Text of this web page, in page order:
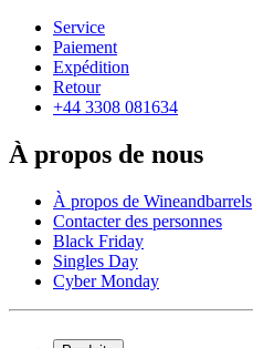
Service
Paiement
Expédition
Retour
+44 3308 081634
À propos de nous
À propos de Wineandbarrels
Contacter des personnes
Black Friday
Singles Day
Cyber Monday